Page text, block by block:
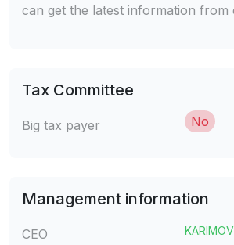
can get the latest information from
Tax Committee
Big tax payer No
Management information
CEO